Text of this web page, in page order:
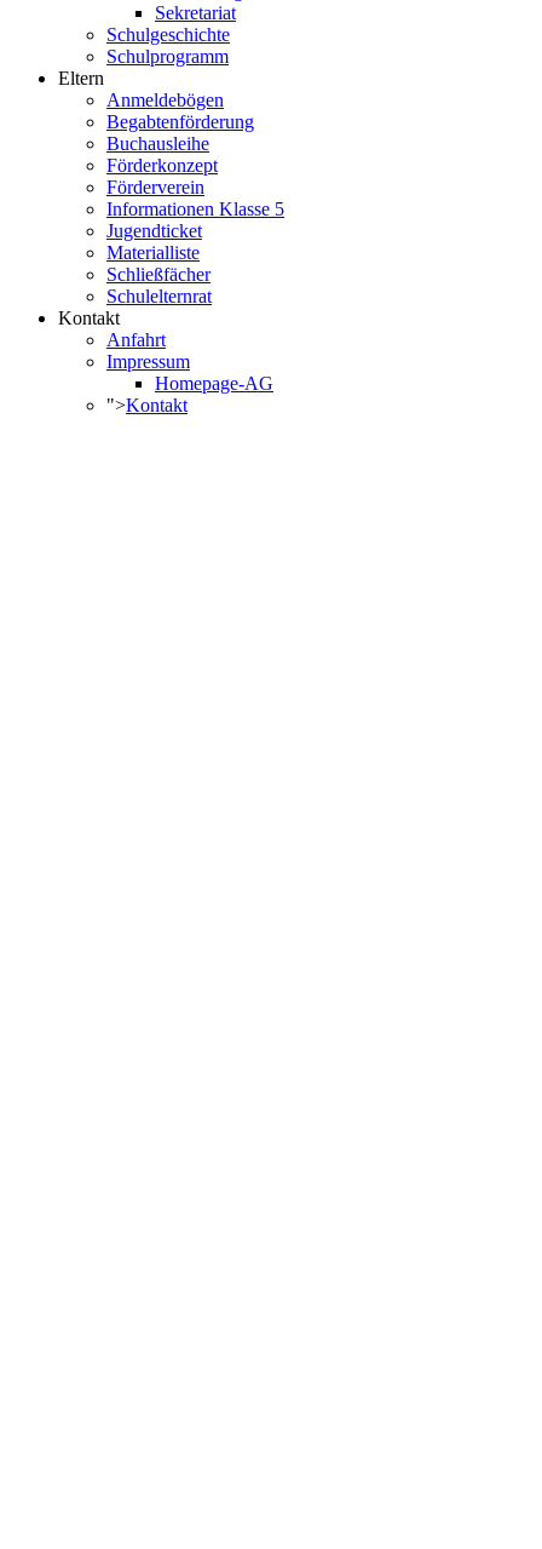
Sekretariat
Schulgeschichte
Schulprogramm
Eltern
Anmeldebögen
Begabtenförderung
Buchausleihe
Förderkonzept
Förderverein
Informationen Klasse 5
Jugendticket
Materialliste
Schließfächer
Schulelternrat
Kontakt
Anfahrt
Impressum
Homepage-AG
">Kontakt